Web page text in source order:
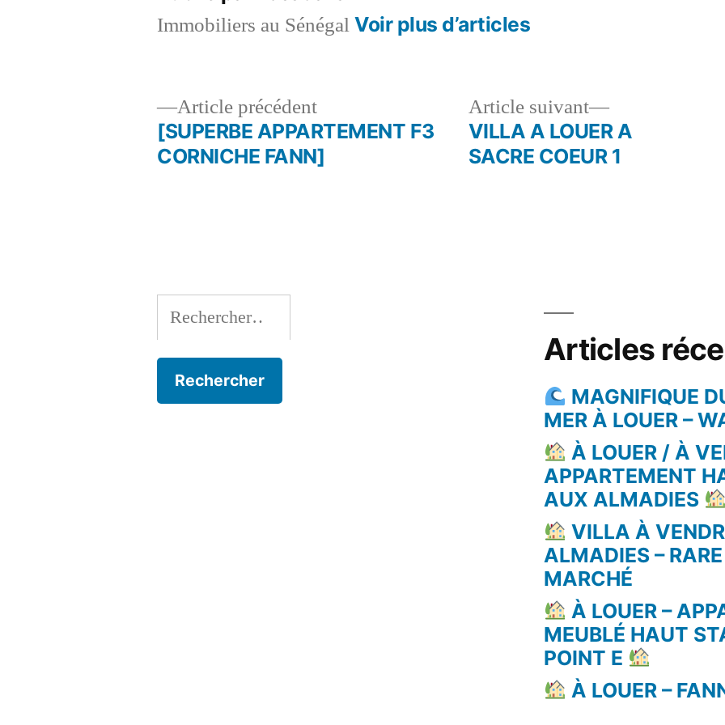
Immobiliers au SénégalVoir plus d’articles
Navigation
Article précédentArticle
précédent :
[SUPERBE APPARTEMENT F3
CORNICHE FANN]
Article suivant
Article
suivant :
VILLA A LOUER A
SACRE COEUR 1
Rechercher :
Articles
MAGNIFIQUE
MER À LOUER –
À LOUER / À
APPARTEMENT
AUX ALMADIES
VILLA À
ALMADIES –
MARCHÉ
À LOUER –
MEUBLÉ HAUT
POINT E
À LOUER –